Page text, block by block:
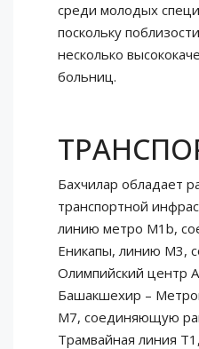
среди молодых
поскольку
несколько
больниц.
Бахчилар обладает
транспортной
линию метро M1b,
Еникапы, линию M3,
Олимпийский центр
Башакшехир –
M7, соединяющую
Трамвайная линия